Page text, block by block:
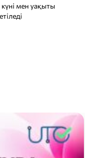
күні мен уақыты